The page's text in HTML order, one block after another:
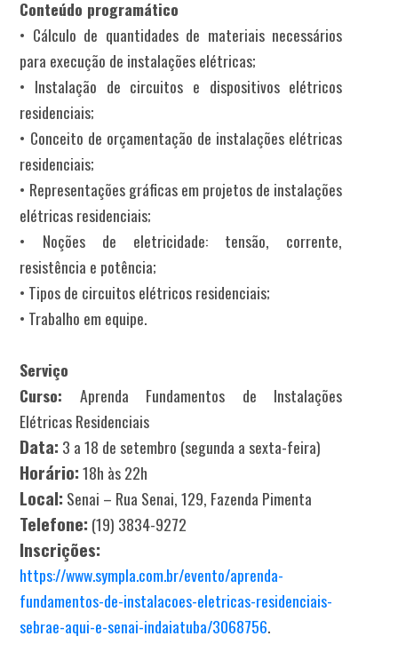
Conteúdo programático
• Cálculo de quantidades de materiais necessários
para execução de instalações elétricas;
• Instalação de circuitos e dispositivos elétricos
residenciais;
• Conceito de orçamentação de instalações elétricas
residenciais;
• Representações gráficas em projetos de instalações
elétricas residenciais;
• Noções de eletricidade: tensão, corrente,
resistência e potência;
• Tipos de circuitos elétricos residenciais;
• Trabalho em equipe.
Serviço
Curso: Aprenda Fundamentos de Instalações
Elétricas Residenciais
Data: 3 a 18 de setembro (segunda a sexta-feira)
Horário:18h às 22h
Local: Senai – Rua Senai, 129, Fazenda Pimenta
Telefone: (19) 3834-9272
Inscrições:
https://www.sympla.com.br/evento/aprenda-
fundamentos-de-instalacoes-eletricas-residenciais-
sebrae-aqui-e-senai-indaiatuba/3068756.